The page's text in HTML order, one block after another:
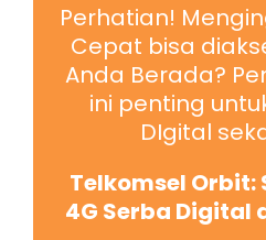
Perhatian!
Cepat bisa
Anda Berada?
ini penting
DIgital
Telkomsel Orbit:
4G Serba Digital